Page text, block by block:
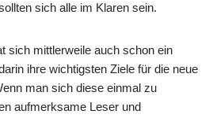
sich alle im Klaren sein.
sich mittlerweile auch schon ein
ihre wichtigsten Ziele für die neue
man sich diese einmal zu
aufmerksame Leser und